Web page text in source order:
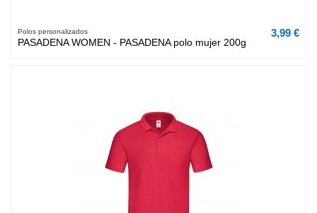
Polos personalizados
PASADENA WOMEN - PASADENA polo mujer 200g
3,99 €